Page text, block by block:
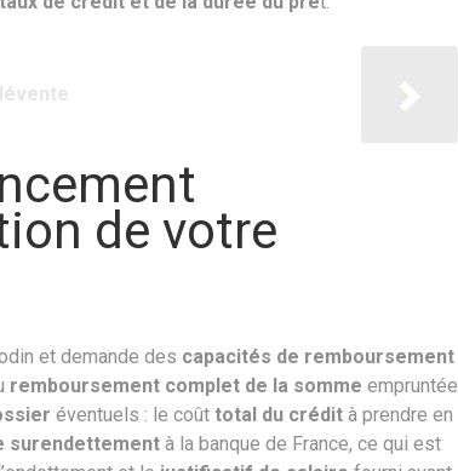
de votre
et demande des capacités de remboursement
remboursement complet de la somme empruntée
éventuels : le coût total du crédit à prendre en
surendettement à la banque de France, ce qui est